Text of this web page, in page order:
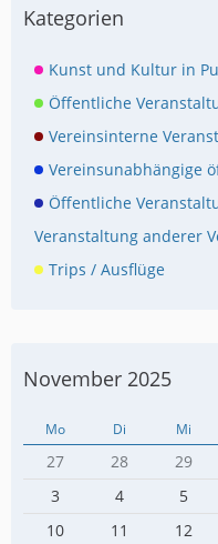
Kategorien
Kunst und Kultur in
Öffentliche
Vereinsinterne
Vereinsunabhängige
Öffentliche
Veranstaltung anderer
Trips / Ausflüge
November 2025
Mo Di Mi
27 28 29
3
4 5
10
11 12